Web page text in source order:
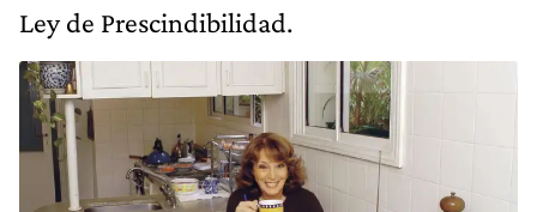
Ley de Prescindibilidad.